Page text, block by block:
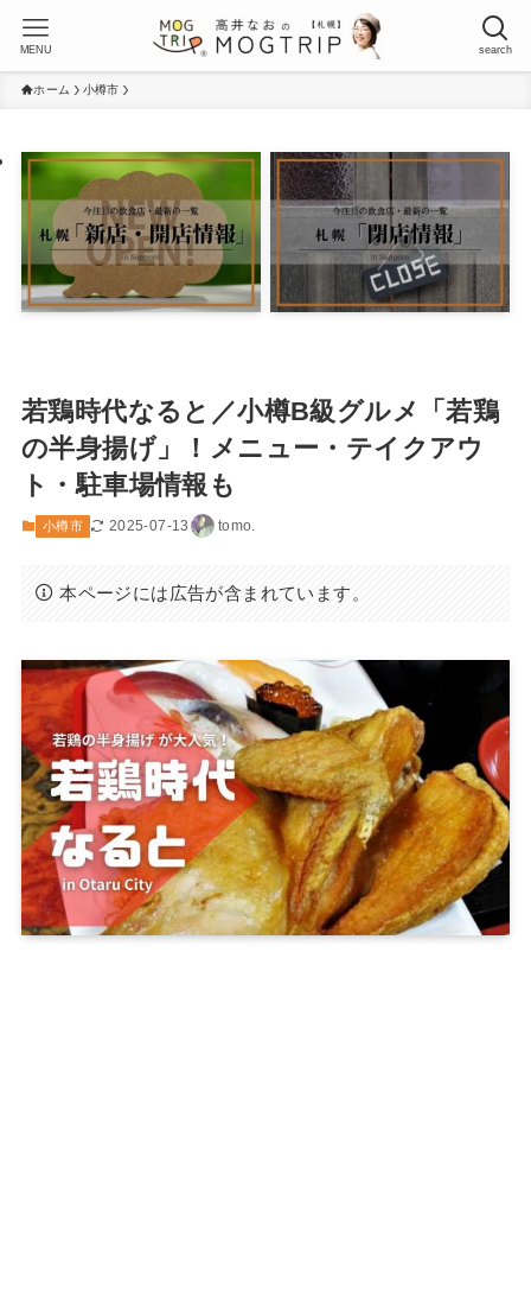
search
MENU
ホーム 小樽市
若鶏時代なると／小樽B級グルメ「若鶏
の半身揚げ」！メニュー・テイクアウ
ト・駐車場情報も
小樽市 2025-07-13 tomo.
本ページには広告が含まれています。